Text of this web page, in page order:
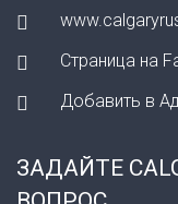
Страница на
Добавить в
ЗАДАЙТЕ